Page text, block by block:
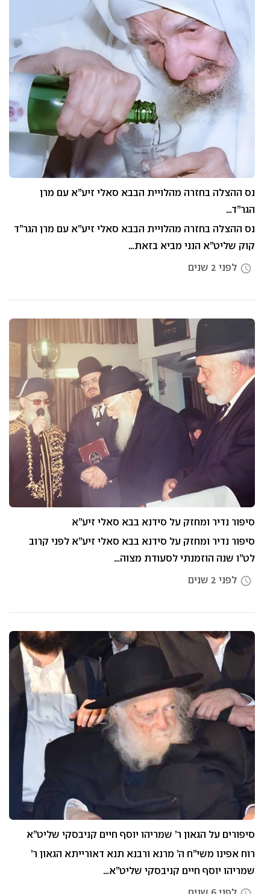
נס ההצלה בחזרה מהלויית הבבא סאלי זיע”א עם מרן
הגר”ד…
נס ההצלה בחזרה מהלויית הבבא סאלי זיע”א עם מרן הגר”ד
קוק שליט”א הנני מביא בזאת…
access_time לפני 2 שנים
סיפור נדיר ומחזק על סידנא בבא סאלי זיע”א
סיפור נדיר ומחזק על סידנא בבא סאלי זיע”א לפני קרוב
לט”ו שנה הוזמנתי לסעודת מצוה…
access_time לפני 2 שנים
סיפורים על הגאון ר’ שמריהו יוסף חיים קניבסקי שליט”א
רוח אפינו משי”ח ה’ מרנא ורבנא תנא דאורייתא הגאון ר’
שמריהו יוסף חיים קניבסקי שליט”א…